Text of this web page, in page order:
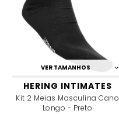
VER TAMANHOS
HERING INTIMATES
Kit 2 Meias Masculina Cano
Longo - Preto